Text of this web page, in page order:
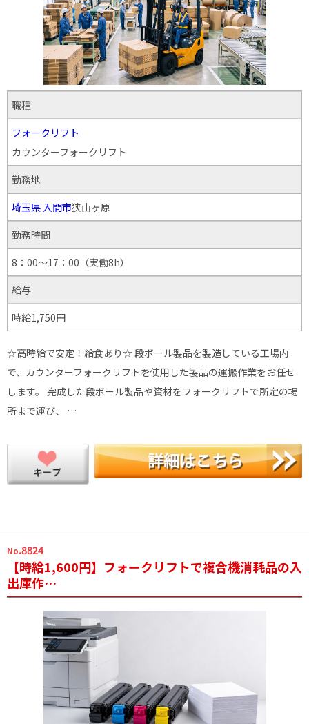
職種
フォークリフト
カウンターフォークリフト
勤務地
埼玉県入間市狭山ヶ原
勤務時間
8：00～17：00（実働8h）
給与
時給1,750円
☆高時給で安定！給食あり☆ 段ボール製品を製造している工場内
で、カウンターフォークリフトを使用した製品の運搬作業をお任せ
します。 完成した段ボール製品や資材をフォークリフトで所定の場
所まで運び、 …
No.8824
【時給1,600円】フォークリフトで複合機消耗品の入
出庫作…